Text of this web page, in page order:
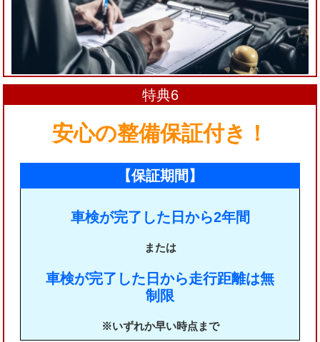
特典6
安心の整備保証付き！
【保証期間】
車検が完了した日から2年間
または
車検が完了した日から走行距離は無
制限
※いずれか早い時点まで